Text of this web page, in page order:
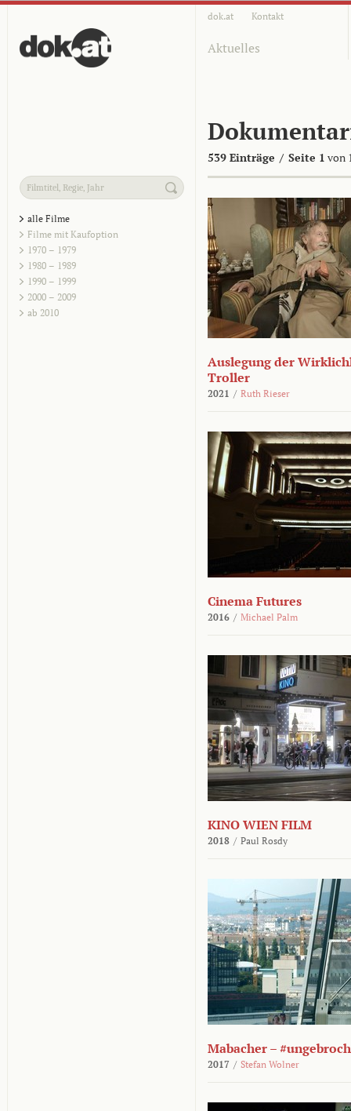
dok.at Kontakt
Aktuelles
539 Einträge / Seite 1 von
alle Filme
Filme mit Kaufoption
1970 – 1979
1980 – 1989
1990 – 1999
2000 – 2009
ab 2010
Auslegung der
Troller
2021 / Ruth Rieser
Cinema Futures
2016 / Michael Palm
KINO WIEN FILM
2018 / Paul Rosdy
Mabacher –
2017 / Stefan Wolner